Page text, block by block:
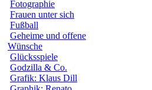
Fotographie
Frauen unter sich
Fußball
Geheime und offene
Wünsche
Glücksspiele
Godzilla & Co.
Grafik: Klaus Dill